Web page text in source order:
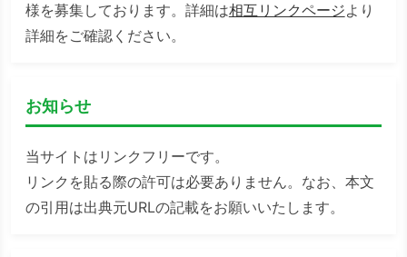
様を募集しております。詳細は相互リンクページより
詳細をご確認ください。
お知らせ
当サイトはリンクフリーです。
リンクを貼る際の許可は必要ありません。なお、本文
の引用は出典元URLの記載をお願いいたします。